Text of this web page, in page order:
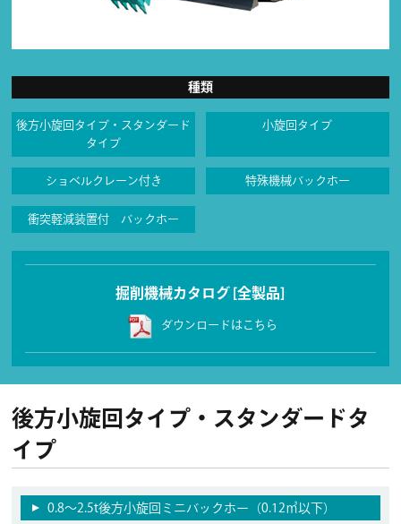
種類
後方小旋回タイプ・スタンダード
タイプ
小旋回タイプ
ショベルクレーン付き 特殊機械バックホー
衝突軽減装置付 バックホー
掘削機械カタログ [全製品]
ダウンロードはこちら
後方小旋回タイプ・スタンダードタ
イプ
0.8～2.5t後方小旋回ミニバックホー（0.12㎥以下）